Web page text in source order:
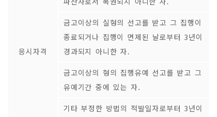
응시자격
금고이상의 실형의 선고를 받고 그 집행이
종료되거나 집행이 면제된 날로부터 3년이
경과되지 아니한 자.
금고이상의 형의 집행유예 선고를 받고 그
유예기간 중에 있는 자.
기타 부정한 방법의 적발일자로부터 3년이